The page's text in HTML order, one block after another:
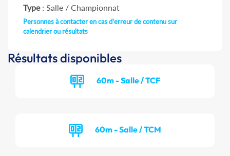
Type: Salle / Championnat
Personnes à contacter en cas d'erreur de contenu sur
calendrier ou résultats
Résultats disponibles
60m - Salle / TCF
60m - Salle / TCM